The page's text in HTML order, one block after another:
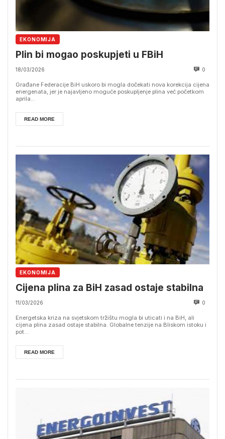
EKONOMIJA
Plin bi mogao poskupjeti u FBiH
18/03/2026 0
Građane Federacije BiH uskoro bi mogla dočekati nova korekcija cijena
energenata, jer je najavljeno moguće poskupljenje plina već početkom
aprila...
READ MORE
EKONOMIJA
Cijena plina za BiH zasad ostaje stabilna
11/03/2026 0
Energetska kriza na svjetskom tržištu mogla bi uticati i na BiH, ali
cijena plina zasad ostaje stabilna. Globalne tenzije na Bliskom istoku i
pot...
READ MORE